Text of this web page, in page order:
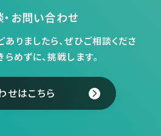
・お問い合わせ
りましたら、ぜひご相談くださ
めずに、挑戦します。
せはこちら